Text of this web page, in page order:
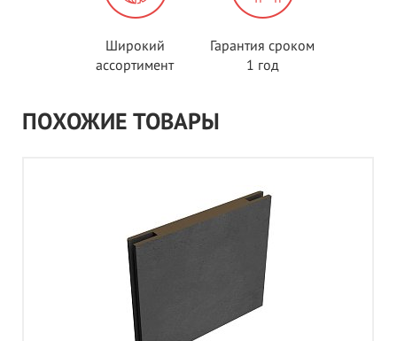
Широкий
ассортимент
Гарантия сроком
1 год
ПОХОЖИЕ ТОВАРЫ